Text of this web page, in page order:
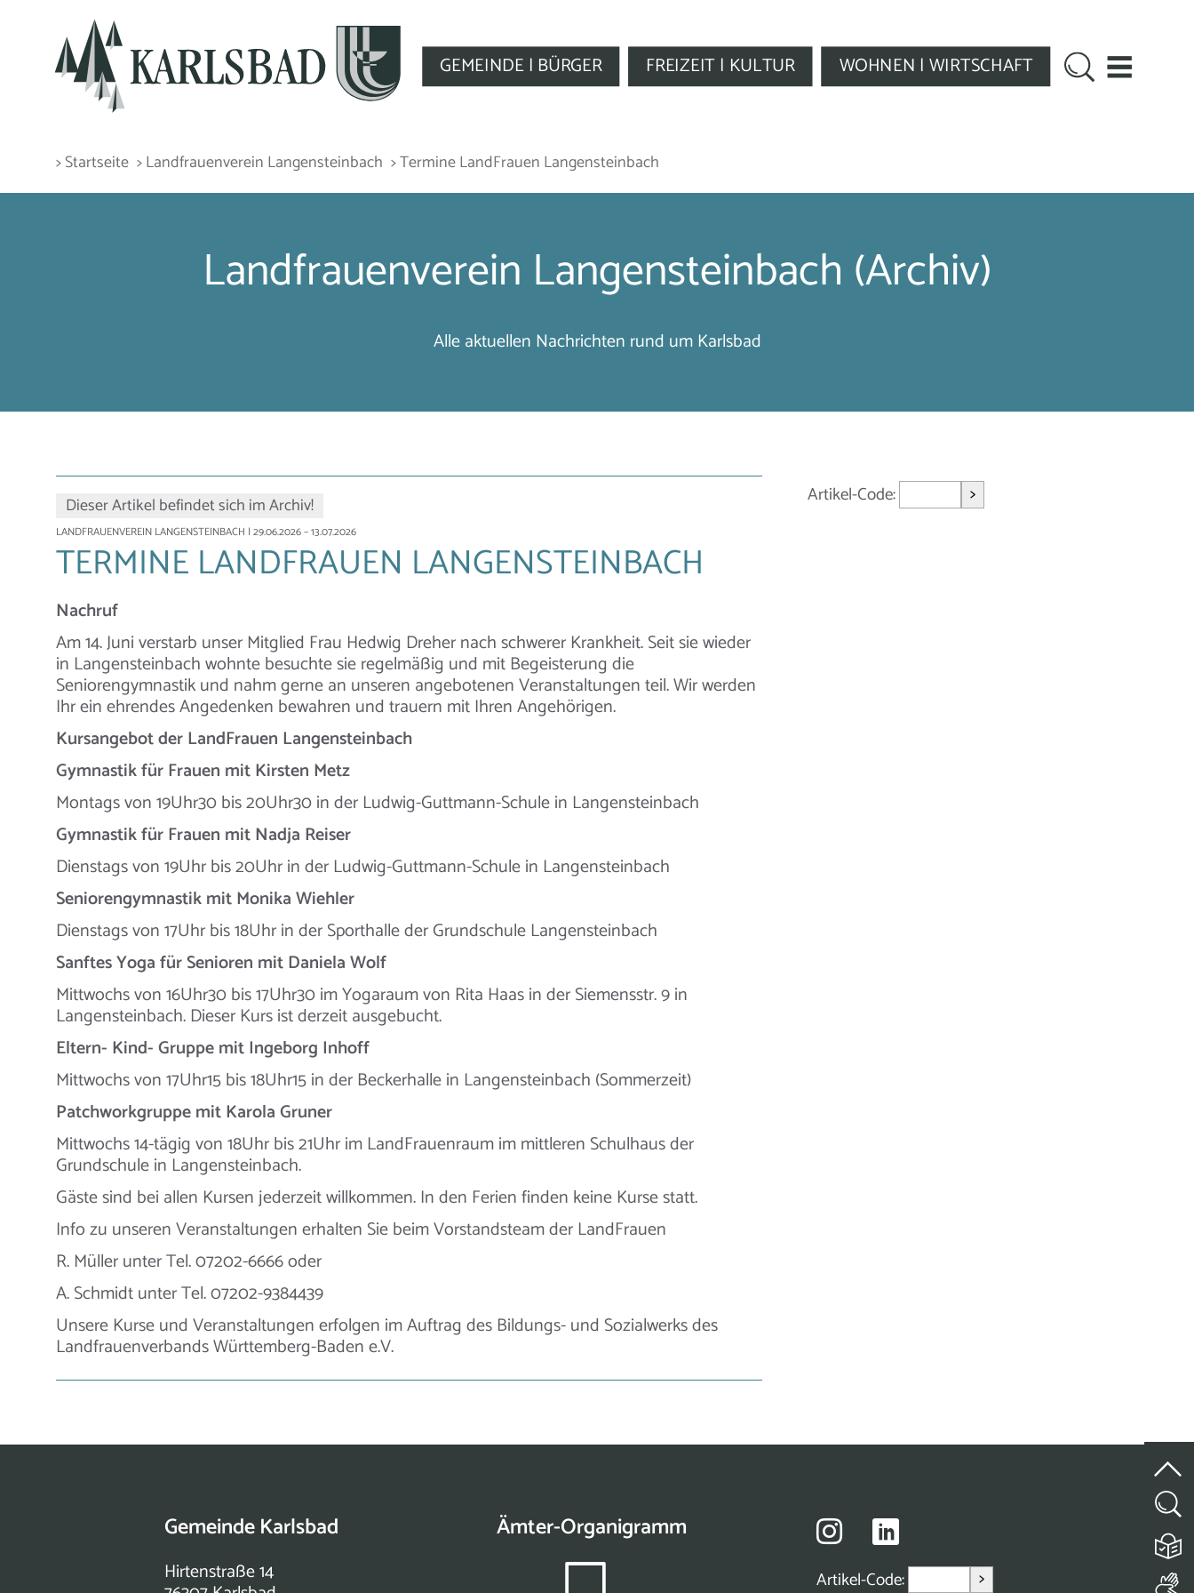
GEMEINDE | BÜRGER FREIZEIT | KULTUR WOHNEN | WIRTSCHAFT
> Startseite > Landfrauenverein Langensteinbach > Termine LandFrauen Langensteinbach
Landfrauenverein Langensteinbach (Archiv)
Alle aktuellen Nachrichten rund um Karlsbad
Dieser Artikel befindet sich im Archiv!
LANDFRAUENVEREIN LANGENSTEINBACH | 29.06.2026 – 13.07.2026
TERMINE LANDFRAUEN LANGENSTEINBACH
Nachruf
Am 14. Juni verstarb unser Mitglied Frau Hedwig Dreher nach schwerer Krankheit. Seit sie wieder
in Langensteinbach wohnte besuchte sie regelmäßig und mit Begeisterung die
Seniorengymnastik und nahm gerne an unseren angebotenen Veranstaltungen teil. Wir werden
Ihr ein ehrendes Angedenken bewahren und trauern mit Ihren Angehörigen.
Kursangebot der LandFrauen Langensteinbach
Gymnastik für Frauen mit Kirsten Metz
Montags von 19Uhr30 bis 20Uhr30 in der Ludwig-Guttmann-Schule in Langensteinbach
Gymnastik für Frauen mit Nadja Reiser
Dienstags von 19Uhr bis 20Uhr in der Ludwig-Guttmann-Schule in Langensteinbach
Seniorengymnastik mit Monika Wiehler
Dienstags von 17Uhr bis 18Uhr in der Sporthalle der Grundschule Langensteinbach
Sanftes Yoga für Senioren mit Daniela Wolf
Mittwochs von 16Uhr30 bis 17Uhr30 im Yogaraum von Rita Haas in der Siemensstr. 9 in
Langensteinbach. Dieser Kurs ist derzeit ausgebucht.
Eltern- Kind- Gruppe mit Ingeborg Inhoff
Mittwochs von 17Uhr15 bis 18Uhr15 in der Beckerhalle in Langensteinbach (Sommerzeit)
Patchworkgruppe mit Karola Gruner
Mittwochs 14-tägig von 18Uhr bis 21Uhr im LandFrauenraum im mittleren Schulhaus der
Grundschule in Langensteinbach.
Gäste sind bei allen Kursen jederzeit willkommen. In den Ferien finden keine Kurse statt.
Info zu unseren Veranstaltungen erhalten Sie beim Vorstandsteam der LandFrauen
R. Müller unter Tel. 07202-6666 oder
A. Schmidt unter Tel. 07202-9384439
Unsere Kurse und Veranstaltungen erfolgen im Auftrag des Bildungs- und Sozialwerks des
Landfrauenverbands Württemberg-Baden e.V.
Artikel-Code: >
Gemeinde Karlsbad
Hirtenstraße 14
Ämter-Organigramm
Artikel-Code: >